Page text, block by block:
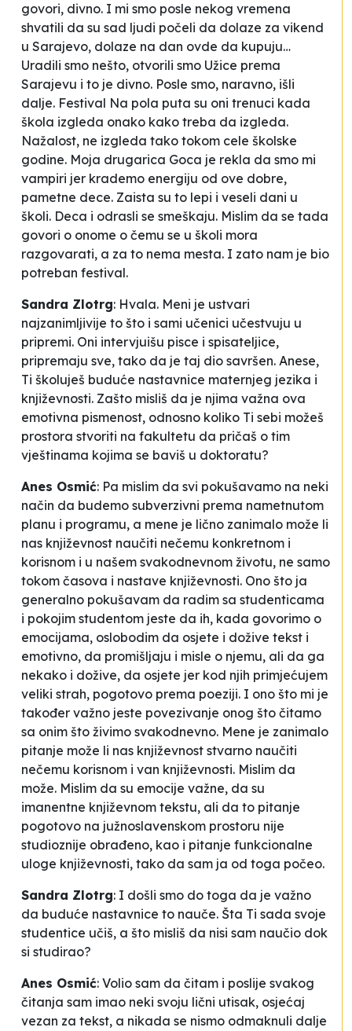
govori, divno. I mi smo posle nekog vremena
shvatili da su sad ljudi počeli da dolaze za vikend
u Sarajevo, dolaze na dan ovde da kupuju…
Uradili smo nešto, otvorili smo Užice prema
Sarajevu i to je divno. Posle smo, naravno, išli
dalje. Festival Na pola puta su oni trenuci kada
škola izgleda onako kako treba da izgleda.
Nažalost, ne izgleda tako tokom cele školske
godine. Moja drugarica Goca je rekla da smo mi
vampiri jer krademo energiju od ove dobre,
pametne dece. Zaista su to lepi i veseli dani u
školi. Deca i odrasli se smeškaju. Mislim da se tada
govori o onome o čemu se u školi mora
razgovarati, a za to nema mesta. I zato nam je bio
potreban festival.
Sandra Zlotrg: Hvala. Meni je ustvari
najzanimljivije to što i sami učenici učestvuju u
pripremi. Oni intervjuišu pisce i spisateljice,
pripremaju sve, tako da je taj dio savršen. Anese,
Ti školuješ buduće nastavnice maternjeg jezika i
književnosti. Zašto misliš da je njima važna ova
emotivna pismenost, odnosno koliko Ti sebi možeš
prostora stvoriti na fakultetu da pričaš o tim
vještinama kojima se baviš u doktoratu?
Anes Osmić: Pa mislim da svi pokušavamo na neki
način da budemo subverzivni prema nametnutom
planu i programu, a mene je lično zanimalo može li
nas književnost naučiti nečemu konkretnom i
korisnom i u našem svakodnevnom životu, ne samo
tokom časova i nastave književnosti. Ono što ja
generalno pokušavam da radim sa studenticama
i pokojim studentom jeste da ih, kada govorimo o
emocijama, oslobodim da osjete i dožive tekst i
emotivno, da promišljaju i misle o njemu, ali da ga
nekako i dožive, da osjete jer kod njih primjećujem
veliki strah, pogotovo prema poeziji. I ono što mi je
također važno jeste povezivanje onog što čitamo
sa onim što živimo svakodnevno. Mene je zanimalo
pitanje može li nas književnost stvarno naučiti
nečemu korisnom i van književnosti. Mislim da
može. Mislim da su emocije važne, da su
imanentne književnom tekstu, ali da to pitanje
pogotovo na južnoslavenskom prostoru nije
studioznije obrađeno, kao i pitanje funkcionalne
uloge književnosti, tako da sam ja od toga počeo.
Sandra Zlotrg: I došli smo do toga da je važno
da buduće nastavnice to nauče. Šta Ti sada svoje
studentice učiš, a što misliš da nisi sam naučio dok
si studirao?
Anes Osmić: Volio sam da čitam i poslije svakog
čitanja sam imao neki svoju lični utisak, osjećaj
vezan za tekst, a nikada se nismo odmaknuli dalje